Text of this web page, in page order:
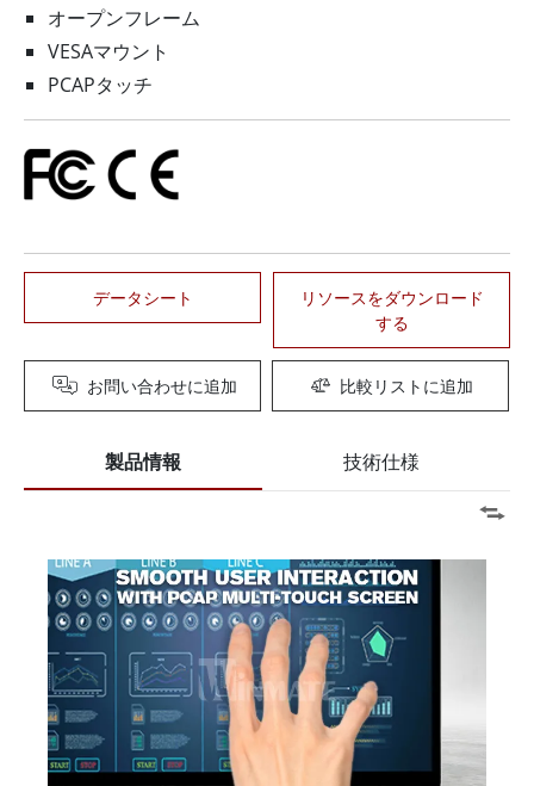
オープンフレーム
VESAマウント
PCAPタッチ
データシート
リソースをダウンロード
する
お問い合わせに追加 比較リストに追加
製品情報 技術仕様